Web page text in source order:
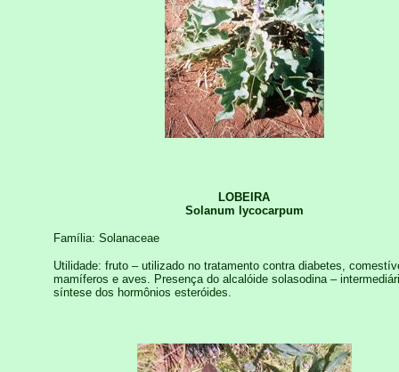
LOBEIRA
Solanum lycocarpum
Família: Solanaceae
Utilidade: fruto – utilizado no tratamento contra diabetes,
mamíferos e aves. Presença do alcalóide solasodina –
síntese dos hormônios esteróides.